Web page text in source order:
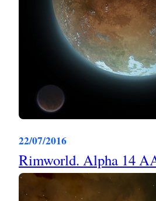
22/07/2016
Rimworld. Alpha 14